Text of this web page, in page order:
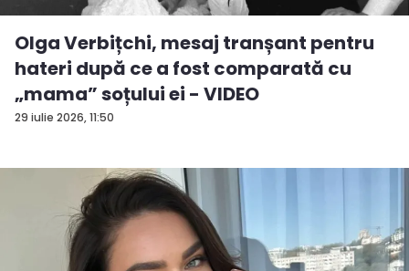
29 iulie 2026, 11:50
Olga Verbițchi, mesaj tranșant pentru
hateri după ce a fost comparată cu
„mama” soțului ei - VIDEO